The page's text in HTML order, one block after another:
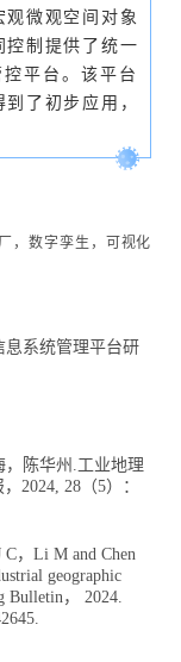
微观空间对象
控制提供了统一
平台。该平台
了初步应用，
，数字孪生，可视化
息系统管理平台研
陈华州.工业地理
2024, 28（5）：
C，Li M and Chen
geographic
Bulletin， 2024.